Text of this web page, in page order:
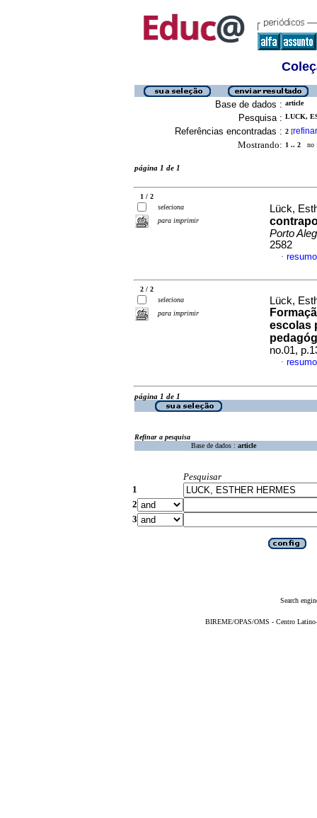
Base de dados : article
Pesquisa : LUCK,
Referências encontradas : 2 [refinar
Mostrando: 1 .. 2 no
página 1 de 1
1 / 2
seleciona
para imprimir
Lück,
Porto
2582
·
2 / 2
seleciona
para imprimir
Lück,
escolas
no.01,
·
página 1 de 1
Refinar a pesquisa
Base de dados : article
Pesquisar
1
2
3
Search
BIREME/OPAS/OMS - Centro Latino-